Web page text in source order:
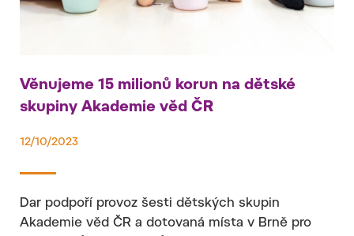
Věnujeme 15 milionů korun na dětské
skupiny Akademie věd ČR
12/10/2023
Dar podpoří provoz šesti dětských skupin
Akademie věd ČR a dotovaná místa v Brně pro